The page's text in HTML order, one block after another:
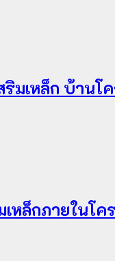
ริมเหล็ก บ้าน
หล็กภายในโ